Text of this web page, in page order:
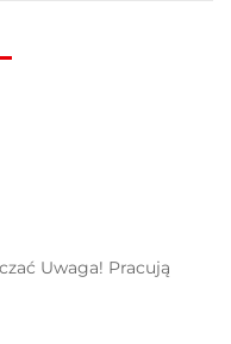
Uwaga! Pracują